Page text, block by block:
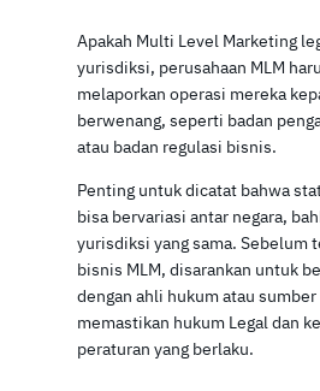
Apakah Multi Level Marketing
yurisdiksi, perusahaan MLM
melaporkan operasi mereka
berwenang, seperti badan
atau badan regulasi bisnis.
Penting untuk dicatat bahwa
bisa bervariasi antar negara,
yurisdiksi yang sama. Sebelum
bisnis MLM, disarankan untuk
dengan ahli hukum atau
memastikan hukum Legal dan
peraturan yang berlaku.